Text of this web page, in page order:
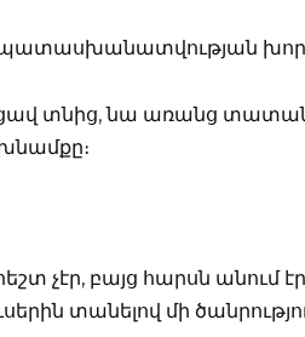
տնից, նա առանց
չէր, բայց հարսն անում
տանելով մի